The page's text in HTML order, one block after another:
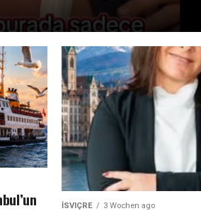
İSVIÇRE 3 Wochen ago